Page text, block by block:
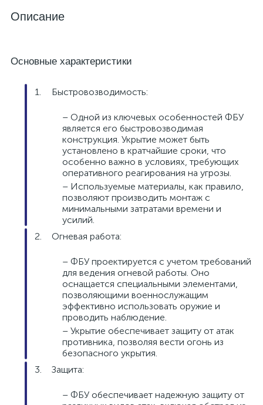
Описание
Основные характеристики
Быстровозводимость:
– Одной из ключевых особенностей ФБУ
является его быстровозводимая
конструкция. Укрытие может быть
установлено в кратчайшие сроки, что
особенно важно в условиях, требующих
оперативного реагирования на угрозы.
– Используемые материалы, как правило,
позволяют производить монтаж с
минимальными затратами времени и
усилий.
Огневая работа:
– ФБУ проектируется с учетом требований
для ведения огневой работы. Оно
оснащается специальными элементами,
позволяющими военнослужащим
эффективно использовать оружие и
проводить наблюдение.
– Укрытие обеспечивает защиту от атак
противника, позволяя вести огонь из
безопасного укрытия.
Защита:
– ФБУ обеспечивает надежную защиту от